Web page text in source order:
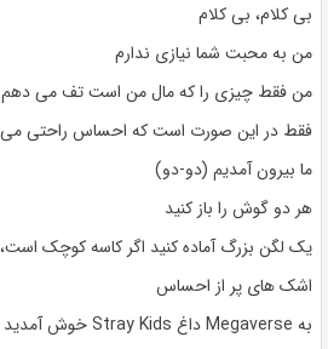
بی کلام، بی کلام
من به محبت شما نیازی ندارم
من فقط چیزی را که مال من است تف می دهم
فقط در این صورت است که احساس راحتی می
ما بیرون آمدیم (دو-دو)
هر دو گوش را باز کنید
یک لگن بزرگ آماده کنید اگر کاسه کوچک است،
اشک های پر از احساس
به Megaverse داغ Stray Kids خوش آمدید (هو!)